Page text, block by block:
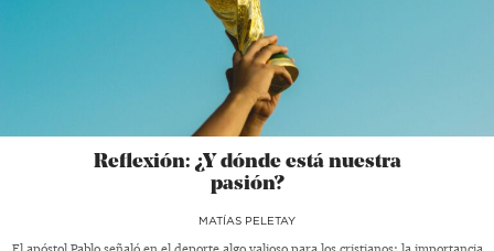
Reflexión: ¿Y dónde está nuestra
pasión?
MATÍAS PELETAY